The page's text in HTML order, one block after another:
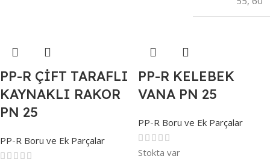
PP-R ÇİFT TARAFLI
KAYNAKLI RAKOR
PN 25
PP-R Boru ve Ek Parçalar
PP-R KELEBEK
VANA PN 25
PP-R Boru ve Ek Parçalar
Stokta var